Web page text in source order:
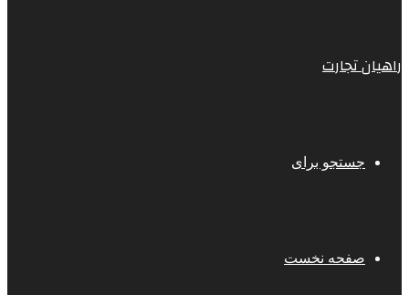
راهیان تجارت
جستجو برای
صفحه نخست